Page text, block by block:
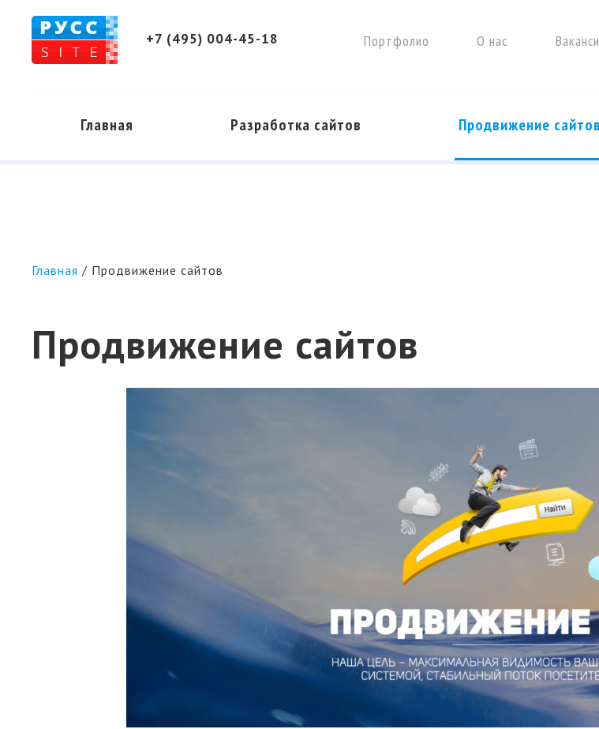
+7 (495) 004-45-18 Портфолио О нас
Главная Разработка сайтов Продвижение сайтов
Продвижение сайтов от 20
Техническая поддержка от 5
Главная / Продвижение сайтов
Продвижение сайтов